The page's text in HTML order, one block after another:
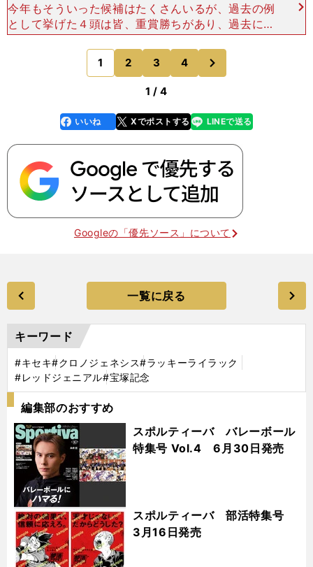
今年もそういった候補はたくさんいるが、過去の例
として挙げた４頭は皆、重賞勝ちがあり、過去に２
回以上のＧＩ出走経験があった。 そうすると、今
回のメンバーであれば、カデナ（牡６歳）、スティ
ッフェリオ（牡６
1 2 3 4
のページへ
1 / 4
faceboo
k
いいね Xでポストする
line LINEで送る
Googleの「優先ソース」について
一覧に戻る
キーワード
#キセキ#クロノジェネシス#ラッキーライラック
#レッドジェニアル#宝塚記念
編集部のおすすめ
スポルティーバ バレーボール
特集号 Vol.4 6月30日発売
スポルティーバ 部活特集号
3月16日発売